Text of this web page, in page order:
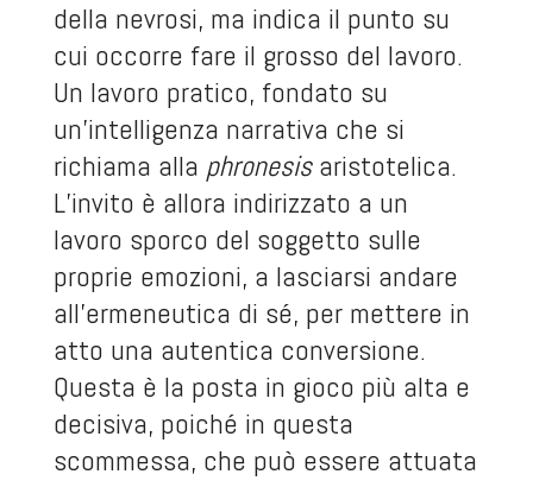
della nevrosi, ma indica il punto su
cui occorre fare il grosso del lavoro.
Un lavoro pratico, fondato su
un’intelligenza narrativa che si
richiama alla phronesisaristotelica.
L’invito è allora indirizzato a un
lavoro sporco del soggetto sulle
proprie emozioni, a lasciarsi andare
all’ermeneutica di sé, per mettere in
atto una autentica conversione.
Questa è la posta in gioco più alta e
decisiva, poiché in questa
scommessa, che può essere attuata